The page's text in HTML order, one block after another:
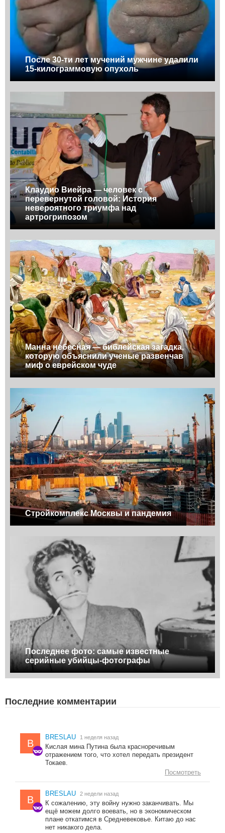
После 30-ти лет мучений мужчине удалили
15-килограммовую опухоль
Клаудио Виейра — человек с
перевернутой головой: История
невероятного триумфа над
артрогрипозом
Манна небесная — библейская загадка,
которую объяснили ученые развенчав
миф о еврейском чуде
Стройкомплекс Москвы и пандемия
Последнее фото: самые известные
серийные убийцы-фотографы
Последние комментарии
B
BRESLAU 1 неделя назад
Кислая мина Путина была красноречивым
отражением того, что хотел передать президент
Токаев.
Посмотреть
B
BRESLAU 2 недели назад
К сожалению, эту войну нужно заканчивать. Мы
ещё можем долго воевать, но в экономическом
плане откатимся в Средневековье. Китаю до нас
нет никакого дела.